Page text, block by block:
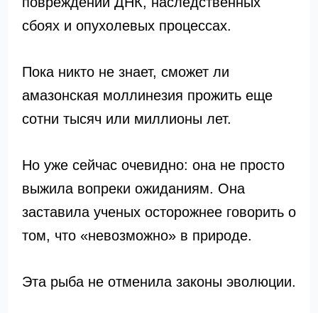
сбоях и опухолевых процессах.
Пока никто не знает, сможет ли
амазонская моллинезия прожить еще
сотни тысяч или миллионы лет.
Но уже сейчас очевидно: она не просто
выжила вопреки ожиданиям. Она
заставила ученых осторожнее говорить о
том, что «невозможно» в природе.
Эта рыба не отменила законы эволюции.